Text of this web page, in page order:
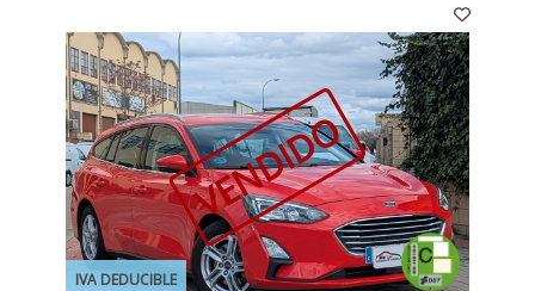
IVA DEDUCIBLE
VENDIDO